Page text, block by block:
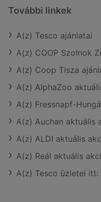
További linkek
A(z) Tesco ajánlatai
A(z) COOP Szolnok
A(z) Coop Tisza
A(z) AlphaZoo
A(z) Fressnapf-
A(z) Auchan aktuális
A(z) ALDI aktuális
A(z) Reál aktuális
A(z) Tesco üzletei